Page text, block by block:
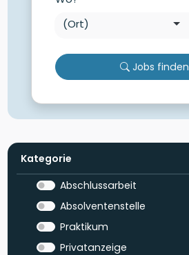
Jobs finden
Kategorie
Abschlussarbeit
Absolventenstelle
Praktikum
Privatanzeige